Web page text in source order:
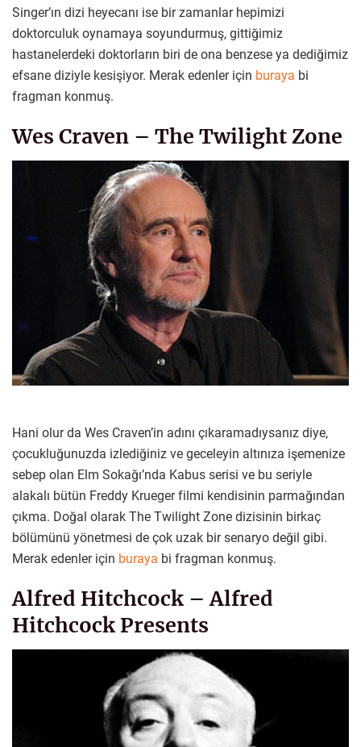
Singer’ın dizi heyecanı ise bir zamanlar hepimizi
doktorculuk oynamaya soyundurmuş, gittiğimiz
hastanelerdeki doktorların biri de ona benzese ya dediğimiz
efsane diziyle kesişiyor. Merak edenler için buraya bi
fragman konmuş.
Wes Craven – The Twilight Zone
Hani olur da Wes Craven’in adını çıkaramadıysanız diye,
çocukluğunuzda izlediğiniz ve geceleyin altınıza işemenize
sebep olan Elm Sokağı’nda Kabus serisi ve bu seriyle
alakalı bütün Freddy Krueger filmi kendisinin parmağından
çıkma. Doğal olarak The Twilight Zone dizisinin birkaç
bölümünü yönetmesi de çok uzak bir senaryo değil gibi.
Merak edenler için buraya bi fragman konmuş.
Alfred Hitchcock – Alfred
Hitchcock Presents